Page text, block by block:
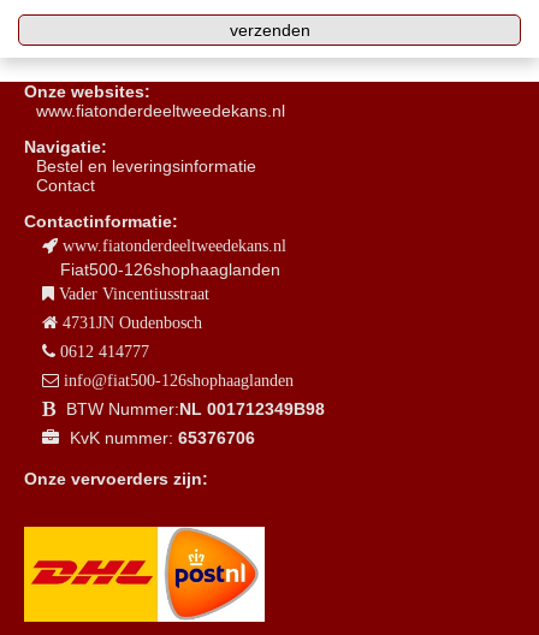
Onze websites:
www.fiatonderdeeltweedekans.nl
Navigatie:
Bestel en leveringsinformatie
Contact
Contactinformatie:
www.fiatonderdeeltweedekans.nl
Fiat500-126shophaaglanden
Vader Vincentiusstraat
4731JN Oudenbosch
0612 414777
info@fiat500-126shophaaglanden
BTW Nummer:NL 001712349B98
KvK nummer: 65376706
Onze vervoerders zijn: